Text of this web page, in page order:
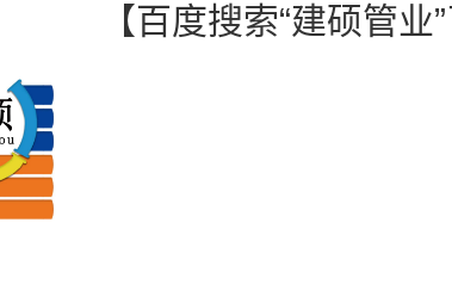
【百度搜索“建硕管业